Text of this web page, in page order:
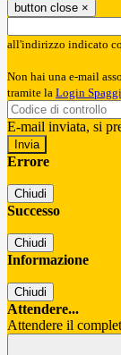
button close ×
all'indirizzo indicato
Non hai una e-mail
tramite la Login
E-mail inviata, si
Errore
Chiudi
Successo
Chiudi
Informazione
Chiudi
Attendere...
Attendere il